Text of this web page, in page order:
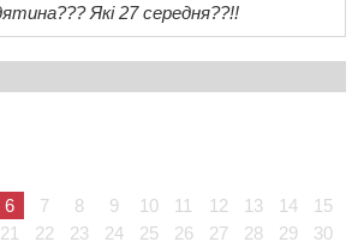
Які 27 середня??!!
6 7 8 9 10 11 12 13 14
15
21 22 23 24 25 26 27 28 29
30